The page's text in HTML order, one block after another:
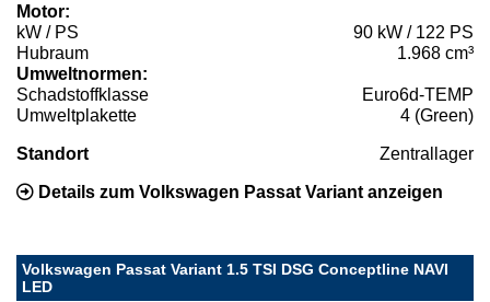
Motor:
kW / PS
90 kW / 122 PS
Hubraum
1.968 cm³
Umweltnormen:
Schadstoffklasse
Euro6d-TEMP
Umweltplakette
4 (Green)
Standort Zentrallager
Details zum Volkswagen Passat Variant anzeigen
Volkswagen Passat Variant 1.5 TSI DSG Conceptline NAVI
LED